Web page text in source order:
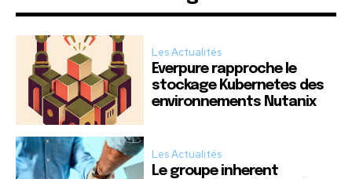
Les Actualités
Everpure rapproche le
stockage Kubernetes des
environnements Nutanix
Les Actualités
Le groupe inherent